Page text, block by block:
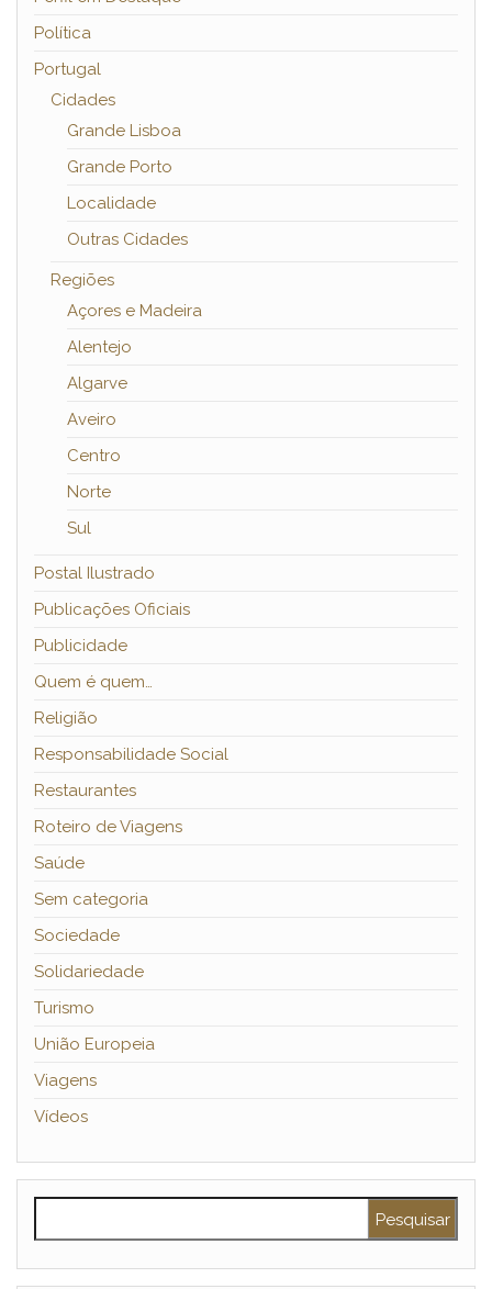
Política
Portugal
Cidades
Grande Lisboa
Grande Porto
Localidade
Outras Cidades
Regiões
Açores e Madeira
Alentejo
Algarve
Aveiro
Centro
Norte
Sul
Postal Ilustrado
Publicações Oficiais
Publicidade
Quem é quem…
Religião
Responsabilidade Social
Restaurantes
Roteiro de Viagens
Saúde
Sem categoria
Sociedade
Solidariedade
Turismo
União Europeia
Viagens
Vídeos